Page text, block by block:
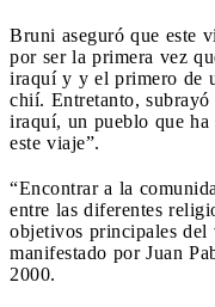
Bruni aseguró que este
por ser la primera vez
iraquí y y el primero de
chií. Entretanto,
iraquí, un pueblo que ha
este viaje”.
“Encontrar a la
entre las diferentes
objetivos principales del
manifestado por Juan
2000.